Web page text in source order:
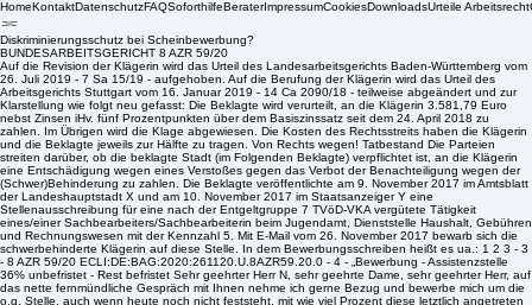
HomeKontaktDatenschutzFAQSoforthilfeBeraterImpressumCookiesDownloadsUrteile Arbeitsrecht
Diskriminierungsschutz bei Scheinbewerbung?
BUNDESARBEITSGERICHT 8 AZR 59/20
Auf die Revision der Klägerin wird das Urteil des Landesarbeitsgerichts Baden-Württemberg vom 26. Juli 2019 - 7 Sa 15/19 - aufgehoben. Auf die Berufung der Klägerin wird das Urteil des Arbeitsgerichts Stuttgart vom 16. Januar 2019 - 14 Ca 2090/18 - teilweise abgeändert und zur Klarstellung wie folgt neu gefasst: Die Beklagte wird verurteilt, an die Klägerin 3.581,79 Euro nebst Zinsen iHv. fünf Prozentpunkten über dem Basiszinssatz seit dem 24. April 2018 zu zahlen. Im Übrigen wird die Klage abgewiesen. Die Kosten des Rechtsstreits haben die Klägerin und die Beklagte jeweils zur Hälfte zu tragen. Von Rechts wegen! Tatbestand Die Parteien streiten darüber, ob die beklagte Stadt (im Folgenden Beklagte) verpflichtet ist, an die Klägerin eine Entschädigung wegen eines Verstoßes gegen das Verbot der Benachteiligung wegen der (Schwer)Behinderung zu zahlen. Die Beklagte veröffentlichte am 9. November 2017 im Amtsblatt der Landeshauptstadt X und am 10. November 2017 im Staatsanzeiger Y eine Stellenausschreibung für eine nach der Entgeltgruppe 7 TVöD-VKA vergütete Tätigkeit eines/einer Sachbearbeiters/Sachbearbeiterin beim Jugendamt, Dienststelle Haushalt, Gebühren und Rechnungswesen mit der Kennzahl 5. Mit E-Mail vom 26. November 2017 bewarb sich die schwerbehinderte Klägerin auf diese Stelle. In dem Bewerbungsschreiben heißt es ua.: 1 2 3 - 3 - 8 AZR 59/20 ECLI:DE:BAG:2020:261120.U.8AZR59.20.0 - 4 - „Bewerbung - Assistenzstelle 36% unbefristet - Rest befristet Sehr geehrter Herr N, sehr geehrte Dame, sehr geehrter Herr, auf das nette fernmündliche Gespräch mit Ihnen nehme ich gerne Bezug und bewerbe mich um die o.g. Stelle, auch wenn heute noch nicht feststeht, mit wie viel Prozent diese letztlich angetreten werden kann. Da es sich bei der Stelle vorrangig um eine Stelle beim Jugendamt handelt, möchte ich mein Glück versuchen. Inzwischen will bei mir auch keine so rechte Freude mehr aufkommen, denn immer wieder Absagen zu bekommen, ist auch nicht wirklich motivierend, freundlich und hilfreich, dabei fühle ich mich mit meinen 54 Jahren keineswegs alt und verbraucht. Auch die Tatsache, dass ich schwerbehindert bin, ist keinesfalls ein Indiz dafür, dass ich unfähiger bin als andere, eine gute Arbeit abzuliefern. ... Wenn Sie nun beim Lesen meiner Bewerbung bis hierher gekommen sind, dann freut es mich. Noch mehr würde ich mich freuen, wenn Sie mir eine Chance geben, uns bei einem persönlichen Gespräch näher kennenzulernen. Bitte laden Sie mich nur dann zu einem Vorstellungstermin ein, wenn Sie mich in die engere Wahl nehmen, alles andere macht m. E. wenig Sinn. So warte ich nun auf Ihr hoffentlich positives Antwortschreiben und sehe diesem gespannt und dankend entgegen. …“ Die Beklagte teilte der Klägerin mit Schreiben vom 23. Januar 2018 ua. mit: „Sehr geehrte Frau S, wir bedanken uns bei Ihnen für Ihr Interesse an einer Stelle beim Jugendamt. Bedauerlicherweise müssen wir Ihnen mitteilen, dass Sie dieses Mal nicht zum Zuge gekommen sind. ... Wir wünschen Ihnen für Ihren weiteren Lebens- und Berufsweg alles Gute und viel Erfolg. …“ 4 - 4 - 8 AZR 59/20 ECLI:DE:BAG:2020:261120.U.8AZR59.20.0 - 5 - Mit Schreiben vom 29. Januar 2018 machte die Vereinte Dienstleistungsgewerkschaft (ver.di) für die Klägerin erfolglos die Zahlung einer Entschädigung nach § 15 Abs. 2 AGG geltend. Mit ihrer am 12. April 2018 beim Arbeitsgericht eingegangenen und der Beklagten am 23. April 2018 zugestellten Klage hat die Klägerin ihr auf Zahlung einer Entschädigung nach § 15 Abs. 2 AGG gerichtetes Begehren weiterverfolgt. Sie hat die Auffassung vertreten, die Beklagte habe sie den Vorgaben des AGG und des SGB IX zuwider wegen ihrer (Schwer)Behinderung benachteiligt. Dies folge bereits daraus, dass sie entgegen der in § 82 Satz 2 SGB IX (in der bis zum 31. Dezember 2017 geltenden Fassung; im Folgenen aF) bzw. § 165 Satz 3 SGB IX (in der ab dem 1. Januar 2018 geltenden Fassung; im Folgenden nF) getroffenen Bestimmung nicht zu einem Vorstellungstermin eingeladen worden sei. Sie habe im Bewerbungsschreiben ausreichend auf ihre Schwerbehinderung hingewiesen. Den Grad der Behinderung (GdB) habe sie nicht mitteilen müssen. Sie habe auch nicht wirksam auf eine Einladung zum Vorstellungstermin verzichtet. Das Gesetz sehe eine Verzichtsmöglichkeit nicht vor. Desungeachtet habe sie auch keinen Verzicht erklärt. Die Klägerin hat zuletzt sinngemäß beantragt, die Beklagte zu verurteilen, an sie eine Entschädigung, deren Höhe in das Ermessen des Gerichts gestellt wird, jedoch 7.163,58 Euro nicht unterschreiten sollte, nebst Zinsen iHv. fünf Prozentpunkten über dem jeweiligen Basiszinssatz seit Rechtshängigkeit zu zahlen. Die Beklagte hat beantragt, die Klage abzuweisen. Sie hat die Auffassung vertreten, nicht verpflichtet gewesen zu sein, die Klägerin zum Vorstellungstermin einzuladen. Zum einen habe die Klägerin ihre Schwerbehinderung nicht den Vorgaben der Rechtsprechung entsprechend unter Angabe des GdB mitgeteilt. Zum anderen habe sie in ihrem Bewerbungsschreiben wirksam auf eine Einladung zum Vorstellungstermin verzichtet. 5 6 7 8 - 5 - 8 AZR 59/20 ECLI:DE:BAG:2020:261120.U.8AZR59.20.0 - 6 - Das Arbeitsgericht hat die Klage abgewiesen. Das Landesarbeitsgericht hat die Berufung der Klägerin zurückgewiesen. Mit der Revision verfolgt die Klägerin ihr Begehren auf Zahlung einer Entschädigung weiter. Die Beklagte beantragt die Zurückweisung der Revision. Entscheidungsgründe Die zulässige Revision der Klägerin ist teilweise begründet. Entgegen der Annahme des Landesarbeitsgerichts hat die Klägerin gegen die Beklagte einen Anspruch auf Zahlung einer Entschädigung nach § 15 Abs. 2 AGG. Der Senat hält unter Berücksichtigung aller Umstände des Einzelfalls eine Entschädigung iHv. 3.581,79 Euro für angemessen. A. Die auf Zahlung einer Entschädigung nach § 15 Abs. 2 AGG gerichtete Klage ist zulässig, insbesondere ist der Klageantrag hinreichend bestimmt iSv. § 253 Abs. 2 Nr. 2 ZPO. Die Klägerin durfte die Höhe der von ihr begehrten Entschädigung in das Ermessen des Gerichts stellen. § 15 Abs. 2 AGG räumt dem Gericht bei der Bestimmung der Höhe der Entschädigung einen Ermessensspielraum ein (vgl. BAG 28. Mai 2020 - 8 AZR 170/19 - Rn. 27), weshalb eine Bezifferung des Zahlungsantrags nicht notwendig ist. Die Klägerin hat auch Tatsachen benannt, die das Gericht dabei heranziehen soll und die Größenordnung der geltend gemachten Forderung angegeben (zu den Anforderungen an die Bestimmtheit des Klageantrags: vgl. etwa BAG 14. November 2013 - 8 AZR 997/12 - Rn. 16; 13. Oktober 2011 - 8 AZR 608/10 - Rn. 16). Die Klägerin hat als aus ihrer Sicht nicht zu unterschreitenden Mindestbetrag ein dreifaches Bruttomonatsentgelt nach der Entgeltgruppe 7 Stufe 1 TVöD-VKA angegeben. B. Die Klage ist auch teilweise begründet. Die Klägerin hat gegen die Beklagte einen Anspruch auf Zahlung einer Entschädigung nach § 15 Abs. 2 AGG iHv. 3.581,79 Euro. 9 10 11 12 13 - 6 - 8 AZR 59/20 ECLI:DE:BAG:2020:261120.U.8AZR59.20.0 - 7 - I. Der persönliche Anwendungsbereich des AGG ist eröffnet. Für die Klägerin ergibt sich dies aus § 6 Abs. 1 Satz 2 Alt. 1 AGG. Die Klägerin ist als Bewerberin für ein Beschäftigungsverhältnis Beschäftigte iSd. AGG (§ 6 Abs. 1 Satz 2 Alt. 1 AGG). Dies folgt aus dem Umstand, dass sie eine Bewerbung eingereicht hat. § 6 Abs. 1 Satz 2 Alt. 1 AGG enthält einen formalen Bewerberbegriff (vgl. näher ua. BAG 19. Mai 2016 - 8 AZR 470/14 - Rn. 62, BAGE 155, 149). Die Beklagte ist Arbeitgeberin iSv. § 6 Abs. 2 AGG. II. Die Klägerin hat den Entschädigungsanspruch auch frist- und formgerecht geltend gemacht und eingeklagt (§ 15 Abs. 4 AGG, § 61b Abs. 1 ArbGG). Die Klägerin hat ihren Entschädigungsanspruch gegenüber der Beklagten mit Schreiben vom 29. Januar 2018 frist- und formgerecht geltend gemacht. Die Beklagte hatte die Bewerbung der Klägerin mit Schreiben vom 23. Januar 2018 abgelehnt (zum Begriff der „Ablehnung durch den Arbeitgeber“ iSv. § 15 Abs. 4 Satz 2 AGG vgl. BAG 29. Juni 2017 - 8 AZR 402/15 - Rn. 20, BAGE 159, 334). Die am 12. April 2018 beim Arbeitsgericht eingegangene Klage wahrt die Frist des § 61b Abs. 1 ArbGG. III. Entgegen der Annahme des Landesarbeitsgerichts liegen die Voraussetzungen des § 15 Abs. 2 AGG für einen Anspruch auf Zahlung einer Entschädigung vor. Die Beklagte hat die Klägerin entgegen den Vorgaben des AGG sowie des SGB IX unmittelbar wegen ihrer (Schwer)Behinderung benachteiligt. 1. Der Anspruch auf Entschädigung nach § 15 Abs. 2 AGG setzt einen Verstoß gegen das in § 7 Abs. 1 AGG geregelte Benachteiligungsverbot voraus, wobei § 7 Abs. 1 AGG sowohl unmittelbare als auch mittelbare Benachteiligungen (§ 3 Abs. 1 und Abs. 2 AGG) verbietet. Das Benachteiligungsverbot in § 7 Abs. 1 AGG untersagt im Anwendungsbereich dieses Gesetzes eine Benachteiligung wegen eines in § 1 AGG genannten Grundes, ua. wegen einer Behinderung. Zudem dürfen Arbeitgeber nach § 81 Abs. 2 Satz 1 SGB IX aF bzw. § 164 Abs. 2 Satz 1 SGB IX nF schwerbehinderte Beschäftigte nicht wegen ihrer Behinderung benachteiligen. Im Einzelnen gelten hierzu nach § 81 14 15 16 17 18 - 7 - 8 AZR 59/20 ECLI:DE:BAG:2020:261120.U.8AZR59.20.0 - 8 - Abs. 2 Satz 2 SGB IX aF bzw. § 164 Abs. 2 Satz 2 SGB IX nF die Regelungen des AGG. 2. Die Klägerin wurde dadurch, dass sie von der Beklagten im Auswahl/Stellenbesetzungsverfahren für die Sachbearbeiterstelle beim Jugendamt nicht berücksichtigt wurde, unmittelbar iSv. § 3 Abs. 1 AGG benachteiligt, denn sie hat eine weniger günstige Behandlung erfahren als eine andere Person in einer vergleichbaren Situation erfährt, erfahren hat oder erfahren würde. Darauf, ob es andere Bewerber/innen gegeben hat und ob ein/e von der Beklagten ausgewählte/r Bewerber/in die Stelle angetreten hat, kommt es nicht an (vgl. näher BAG 19. Dezember 2019 - 8 AZR 2/19 - Rn. 28 ff.). 3. Die Klägerin hat die unmittelbare Benachteiligung iSv. § 3 Abs. 1 AGG auch wegen ihrer (Schwer)Behinderung erfahren. Die Beklagte hat die Klägerin entgegen ihrer Verpflichtung nach § 82 Satz 2 SGB IX aF b